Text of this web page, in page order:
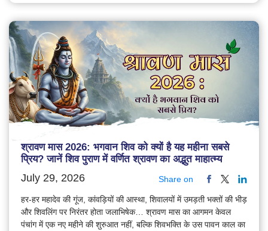
श्रावण मास 2026: भगवान शिव को क्यों है यह महीना सबसे
प्रिय? जानें शिव पुराण में वर्णित श्रावण का अद्भुत माहात्म्य
July 29, 2026 Share on
हर-हर महादेव की गूंज, कांवड़ियों की आस्था, शिवालयों में उमड़ती भक्तों की भीड़
और शिवलिंग पर निरंतर होता जलाभिषेक… श्रावण मास का आगमन केवल
पंचांग में एक नए महीने की शुरुआत नहीं, बल्कि शिवभक्ति के उस पावन काल का